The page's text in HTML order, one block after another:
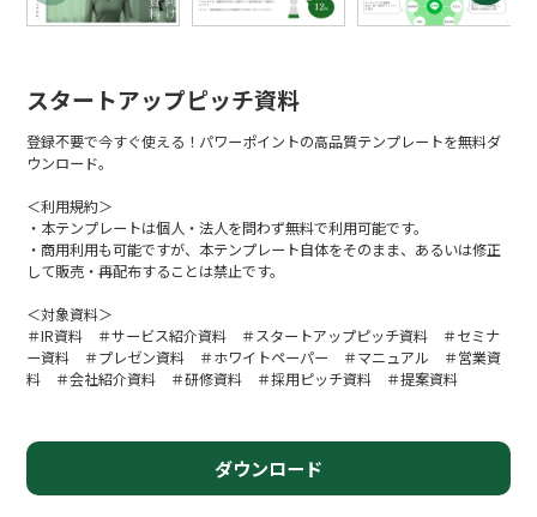
スタートアップピッチ資料
登録不要で今すぐ使える！パワーポイントの高品質テンプレートを無料ダ
ウンロード。
＜利用規約＞
・本テンプレートは個人・法人を問わず無料で利用可能です。
・商用利用も可能ですが、本テンプレート自体をそのまま、あるいは修正
して販売・再配布することは禁止です。
＜対象資料＞
＃IR資料 ＃サービス紹介資料 ＃スタートアップピッチ資料 ＃セミナ
ー資料 ＃プレゼン資料 ＃ホワイトペーパー ＃マニュアル ＃営業資
料 ＃会社紹介資料 ＃研修資料 ＃採用ピッチ資料 ＃提案資料
ダウンロード